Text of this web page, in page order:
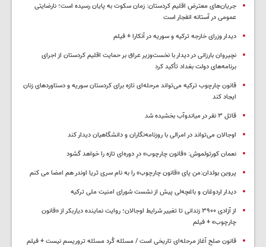
جریان‌های معترض اقلیم کردستان: زمان سکوت به پایان رسیده است؛ نارضایتی
عمومی در آستانه انفجار است
دیدار وزرای خارجه ترکیه و سوریه در آنکارا + فیلم
نچیروان بارزانی در دیدار با نخست‌وزیر عراق بر حمایت اقلیم کردستان از اجرای
برنامه‌های دولت بغداد تأکید کرد
قانون چارچوب ترکیه می‌تواند مرحله‌ای تازه برای کردستان سوریه و دستاوردهای زنان
ایجاد کند
قاتل ٣ نفر در میاندوآب بخشیده شد
اوجالان می‌تواند در امرالی با روزنامه‌نگاران و دانشگاهیان دیدار کند
نعمان کورتولموش: «قانون چارچوب» درِ دوره‌ای تازه را خواهد گشود
پروین بولدان:من پای «قانون چارچوب» را به نام سری ثریا اوندر هم امضا می کنم
دیدار اردوغان و باغچه‌لی پیش از نشست شورای امنیت ملی ترکیه
از آزادی ۳۹۰۰ زندانی تا تغییر شرایط اوجالان؛ روایت نماینده دیاربکر از «قانون
چارچوب» + فیلم
قانون صلح آغاز مرحله‌ای تاریخی است / مسئله کُرد مسئله تروریسم نیست + فیلم